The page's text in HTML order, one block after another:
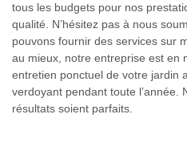
tous les budgets pour nos
qualité. N’hésitez pas à nous
pouvons fournir des services sur
au mieux, notre entreprise est en
entretien ponctuel de votre jardin
verdoyant pendant toute l’année.
résultats soient parfaits.